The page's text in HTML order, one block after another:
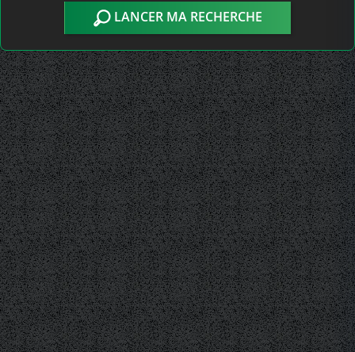
LANCER MA RECHERCHE